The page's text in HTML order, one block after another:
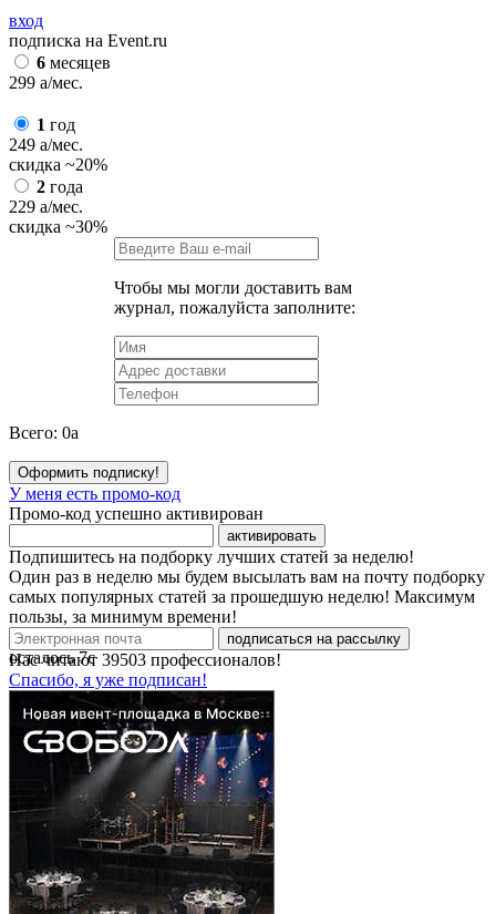
вход
подписка на Event.ru
6 месяцев
299 a/мес.
1 год
249 a/мес.
скидка ~20%
2 года
229 a/мес.
скидка ~30%
Чтобы мы могли доставить вам
журнал, пожалуйста заполните:
Всего: 0a
Оформить подписку!
У меня есть промо-код
Промо-код успешно активирован
активировать
Подпишитесь на подборку лучших статей за неделю!
Один раз в неделю мы будем высылать вам на почту подборку
самых популярных статей за прошедшую неделю! Максимум
пользы, за минимум времени!
подписаться на рассылку
Нас читают 39503 профессионалов!
Спасибо, я уже подписан!
осталось7с